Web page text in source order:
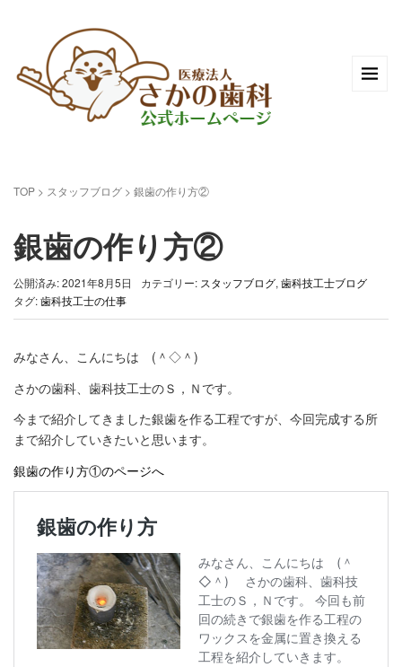
TOP > スタッフブログ > 銀歯の作り方②
銀歯の作り方②
公開済み: 2021年8月5日 カテゴリー: スタッフブログ, 歯科技工士ブログ
タグ:歯科技工士の仕事
みなさん、こんにちは (＾◇＾)
さかの歯科、歯科技工士のＳ，Ｎです。
今まで紹介してきました銀歯を作る工程ですが、今回完成する所
まで紹介していきたいと思います。
銀歯の作り方①のページへ